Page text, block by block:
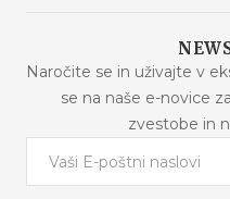
Novosti
Zemljevid strani
Pogosta vprašanja
Pogoji nakupa
Varnost podatkov
Načini plačila
Naročite se in uživajte v
se na naše e-novice
zvestobe in